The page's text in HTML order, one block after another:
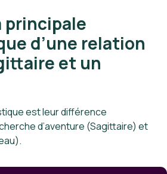
principale
d’une relation
et un
est leur différence
d’aventure (Sagittaire) et